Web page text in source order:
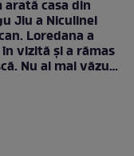
arată casa din
Jiu a Niculinei
Loredana a
vizită și a rămas
Nu ai mai văzut